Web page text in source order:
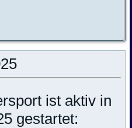
ist aktiv in
gestartet: